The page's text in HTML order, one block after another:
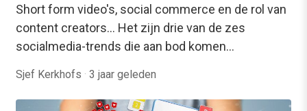
Short form video's, social commerce en de rol van
content creators... Het zijn drie van de zes
socialmedia-trends die aan bod komen…
Sjef Kerkhofs · 3 jaar geleden